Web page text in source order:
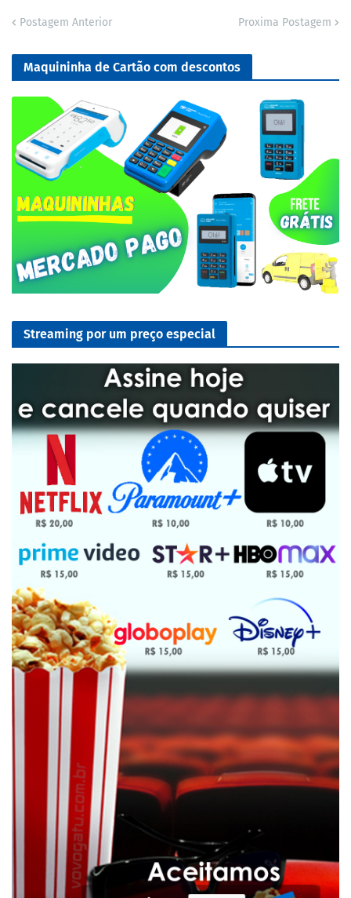
Postagem Anterior Proxima Postagem
Maquininha de Cartão com descontos
Streaming por um preço especial